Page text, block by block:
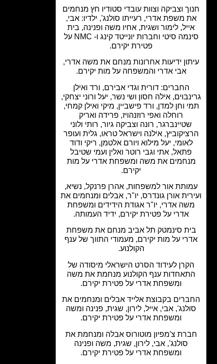
וצביקה וצוות עובדי סטודיו חץ מנחמים
משפת אדרי, רעייתו סולנג', ילדיו: אבי,
לימור ושגית, אחיו משה ופנינה, בית
סינמה סיטי וחברות יונייטד קינג ו- NMC על
פטירת יקירם.
ידיעות אחרונות מנחם את משה אדרי,
אבי אדרי והמשפחה על מות יקירם.
החברים: דורית וגדי אבירם, ורד ואילן
אילה חסון ושי נשר, יעל ורוני יצחקי,
וחן למדן, ורד פישביין, מיקי ואילן קמחי,
רוחלה ואפי רוזנהויז, פרידה ואריק
שטיינברגר, רונה וצביקה גיור, רותי ולוני
אילנה וישראל טראו, גלית ועופר
יעל מילוא ויורם אלטמן, ריקי ודוד
פתאל, אתי וגבי רוטר ואלין ועמי שטיבל
את משה ומשפחת אדרי על מות
אור למשפחות, אהרן פרנקל, נשיא,
אורן גונדרס, יו"ר, אבלים ומנחמים את
אדרי, יו"ר אגודת הידידים ומשפחת
אדרי על פטירת יקירם, ידיד העמותה.
סינמטק תל אביב מנחם את משפחת
על מות יקירם, מעמודי התווך של ענף
הקולנוע.
לעידוד הסרט הישראלי מיסודה של
ענף הקולנוע מנחמת את משה
ומשפחת אדרי על פטירת יקירם.
בקבוצת אלייד אבלים ומנחמים את
אבי, אייל, לירון, שגית, פנינה ומשה
ומשפחת אדרי על פטירת יקירם.
צ'מפיון מוטורוס אבלה ומנחמת את
סולנג', אבי, לירון, שגית, משה ופנינה
ומשפחת אדרי על פטירת יקירם.